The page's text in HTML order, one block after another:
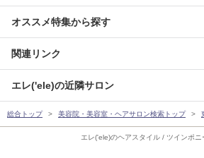
エレ('ele)のヘアスタイル / ツインポニ
オススメ特集から探す
関連リンク
エレ('ele)の近隣サロン
総合トップ 美容院・美容室・ヘアサロン検索トップ